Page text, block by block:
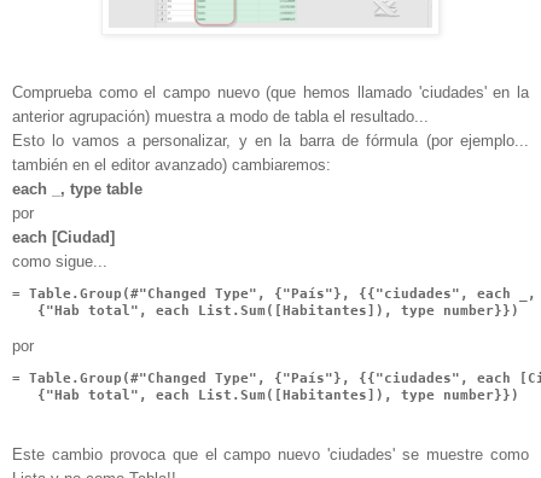
Comprueba como el campo nuevo (que hemos llamado 'ciudades' en la
anterior agrupación) muestra a modo de tabla el resultado...
Esto lo vamos a personalizar, y en la barra de fórmula (por ejemplo...
también en el editor avanzado) cambiaremos:
each _, type table
por
each [Ciudad]
como sigue...
= Table.Group(#"Changed Type", {"País"}, {{"ciudades", each
   {"Hab total", each List.Sum([Habitantes]), type number}})
por
= Table.Group(#"Changed Type", {"País"}, {{"ciudades", each
   {"Hab total", each List.Sum([Habitantes]), type number}})
Este cambio provoca que el campo nuevo 'ciudades' se muestre como